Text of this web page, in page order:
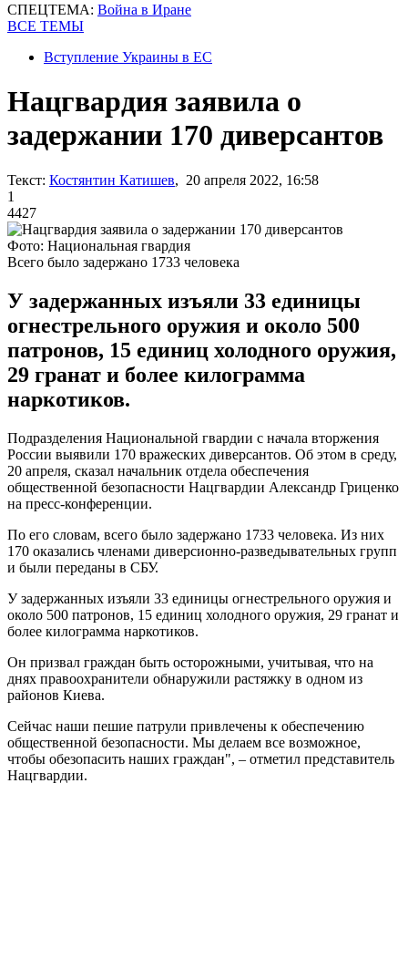
СПЕЦТЕМА: Война в Иране
ВСЕ ТЕМЫ
Вступление Украины в ЕС
Нацгвардия заявила о
задержании 170 диверсантов
Текст: Костянтин Катишев, 20 апреля 2022, 16:58
1
4427
Фото: Национальная гвардия
Всего было задержано 1733 человека
У задержанных изъяли 33 единицы
огнестрельного оружия и около 500
патронов, 15 единиц холодного оружия,
29 гранат и более килограмма
наркотиков.
Подразделения Национальной гвардии с начала вторжения
России выявили 170 вражеских диверсантов. Об этом в среду,
20 апреля, сказал начальник отдела обеспечения
общественной безопасности Нацгвардии Александр Гриценко
на пресс-конференции.
По его словам, всего было задержано 1733 человека. Из них
170 оказались членами диверсионно-разведывательных групп
и были переданы в СБУ.
У задержанных изъяли 33 единицы огнестрельного оружия и
около 500 патронов, 15 единиц холодного оружия, 29 гранат и
более килограмма наркотиков.
Он призвал граждан быть осторожными, учитывая, что на
днях правоохранители обнаружили растяжку в одном из
районов Киева.
Сейчас наши пешие патрули привлечены к обеспечению
общественной безопасности. Мы делаем все возможное,
чтобы обезопасить наших граждан", – отметил представитель
Нацгвардии.